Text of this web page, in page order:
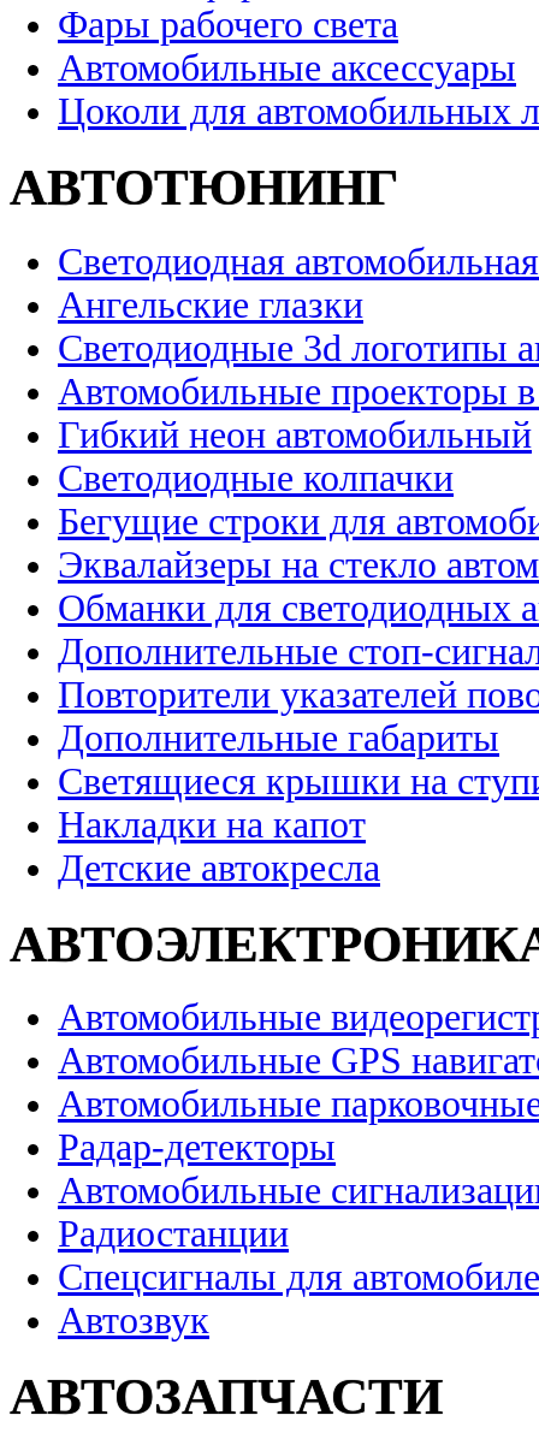
Фары рабочего света
Автомобильные аксессуары
Цоколи для автомобильных
АВТОТЮНИНГ
Светодиодная
Ангельские глазки
Светодиодные 3d логотипы
Автомобильные проекторы
Гибкий неон автомобильный
Светодиодные колпачки
Бегущие строки для
Эквалайзеры на стекло
Обманки для светодиодных
Дополнительные стоп-
Повторители указателей
Дополнительные габариты
Светящиеся крышки на
Накладки на капот
Детские автокресла
Автомобильные
Автомобильные GPS
Автомобильные
Радар-детекторы
Автомобильные
Радиостанции
Спецсигналы для
Автозвук
АВТОЗАПЧАСТИ